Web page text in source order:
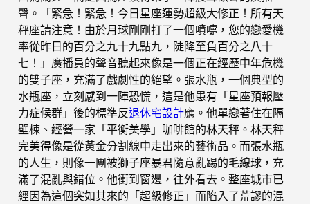
聲。「緊急！緊急！今日星座運勢超級大修正！所有天
秤座請注意！由於月球剛剛打了一個噴嚏，您的戀愛機
率從昨日的百分之九十九點九，陡降至負百分之八十
七！」廣播員的聲音聽起來像是一個正在經歷中年危機
的雙子座，充滿了戲劇性的絕望。張水瓶，一個典型的
水瓶座，立刻感到一陣恐慌，這是他患有「星座預報壓
力症候群」後的標準反退休宅設計應。他單戀著住在隔
壁棟、經營一家「平衡美學」咖啡館的林天秤。林天秤
完美得像是從黃金分割線中走出來的藝術品。而張水瓶
的人生，則像一團被獅子座暴君隨意亂踢的毛線球，充
滿了混亂與錯位。他衝到窗邊，往外看去。整座城市已
經因為這個突如其來的「超級修正」而陷入了荒謬的混